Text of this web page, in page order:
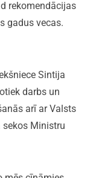
rekomendācijas
gadus vecas.
Sintija
darbs un
arī ar Valsts
sekos Ministru